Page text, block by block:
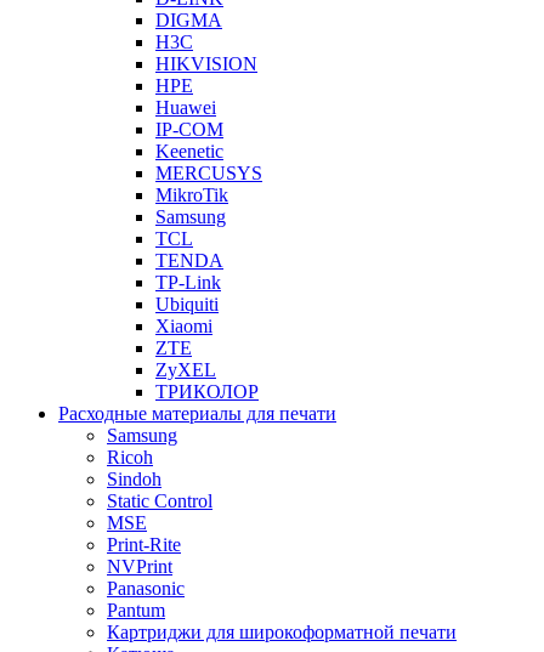
DIGMA
H3C
HIKVISION
HPE
Huawei
IP-COM
Keenetic
MERCUSYS
MikroTik
Samsung
TCL
TENDA
TP-Link
Ubiquiti
Xiaomi
ZTE
ZyXEL
ТРИКОЛОР
Расходные материалы для печати
Samsung
Ricoh
Sindoh
Static Control
MSE
Print-Rite
NVPrint
Panasonic
Pantum
Картриджи для широкоформатной печати